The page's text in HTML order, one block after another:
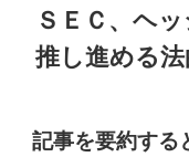
ＳＥＣ、ヘ
推し進める
記事を要約する